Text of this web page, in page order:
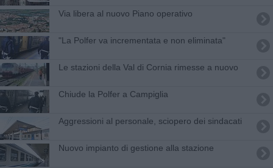
Via libera al nuovo Piano operativo
"La Polfer va incrementata e non eliminata"
Le stazioni della Val di Cornia rimesse a nuovo
Chiude la Polfer a Campiglia
Aggressioni al personale, sciopero dei sindacati
Nuovo impianto di gestione alla stazione